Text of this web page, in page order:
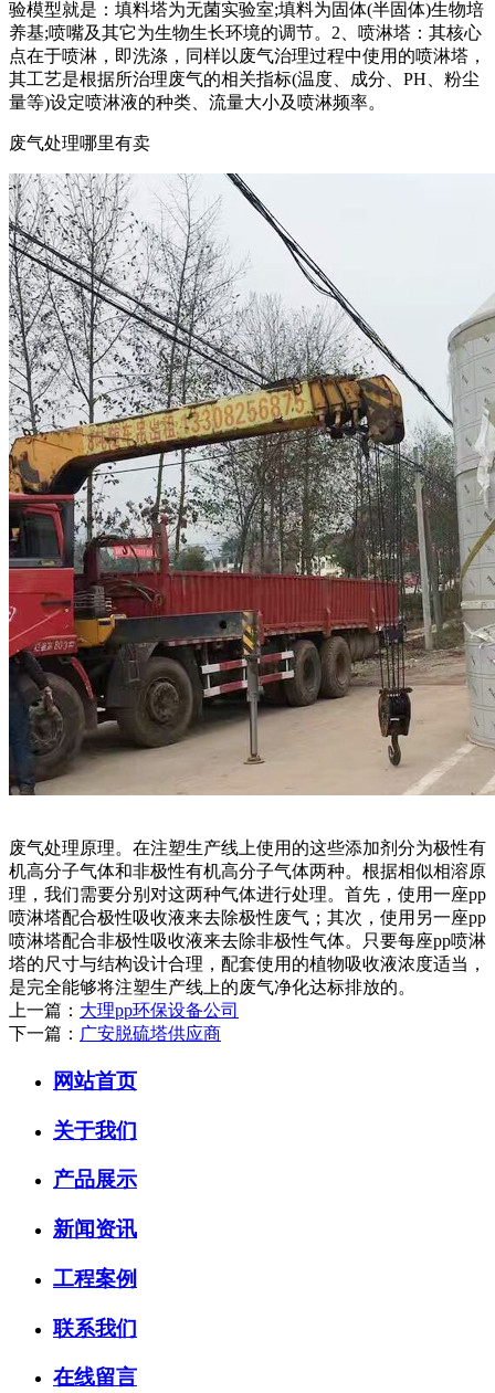
验模型就是：填料塔为无菌实验室;填料为固体(半固体)生物培
养基;喷嘴及其它为生物生长环境的调节。2、喷淋塔：其核心
点在于喷淋，即洗涤，同样以废气治理过程中使用的喷淋塔，
其工艺是根据所治理废气的相关指标(温度、成分、PH、粉尘
量等)设定喷淋液的种类、流量大小及喷淋频率。
废气处理哪里有卖
废气处理原理。在注塑生产线上使用的这些添加剂分为极性有
机高分子气体和非极性有机高分子气体两种。根据相似相溶原
理，我们需要分别对这两种气体进行处理。首先，使用一座pp
喷淋塔配合极性吸收液来去除极性废气；其次，使用另一座pp
喷淋塔配合非极性吸收液来去除非极性气体。只要每座pp喷淋
塔的尺寸与结构设计合理，配套使用的植物吸收液浓度适当，
是完全能够将注塑生产线上的废气净化达标排放的。
上一篇： 大理pp环保设备公司
下一篇： 广安脱硫塔供应商
网站首页
关于我们
产品展示
新闻资讯
工程案例
联系我们
在线留言